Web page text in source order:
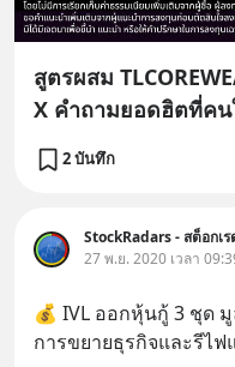
สูตรผสม
X คำถามยอดฮิตที่ค
2 บันทึก
StockRadars - สต็อกเร
27 พ.ย. 2020 เวลา
💰 IVL ออกหุ้นกู้ 3 ชุด
การขยายธุรกิจและรีไ